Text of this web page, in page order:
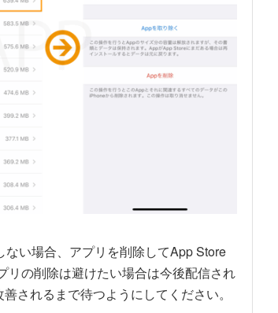
い場合、アプリを削除してApp Store
リの削除は避けたい場合は今後配信され
されるまで待つようにしてください。